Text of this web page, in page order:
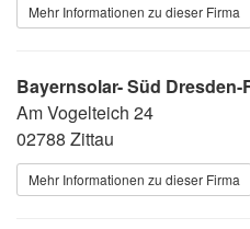
Mehr Informationen zu dieser Firma
Bayernsolar- Süd
Am Vogelteich 24
02788 Zittau
Mehr Informationen zu dieser Firma